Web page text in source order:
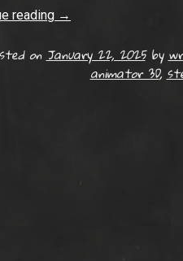
reading →
onJanuary 22, 2025by
animator 3D,